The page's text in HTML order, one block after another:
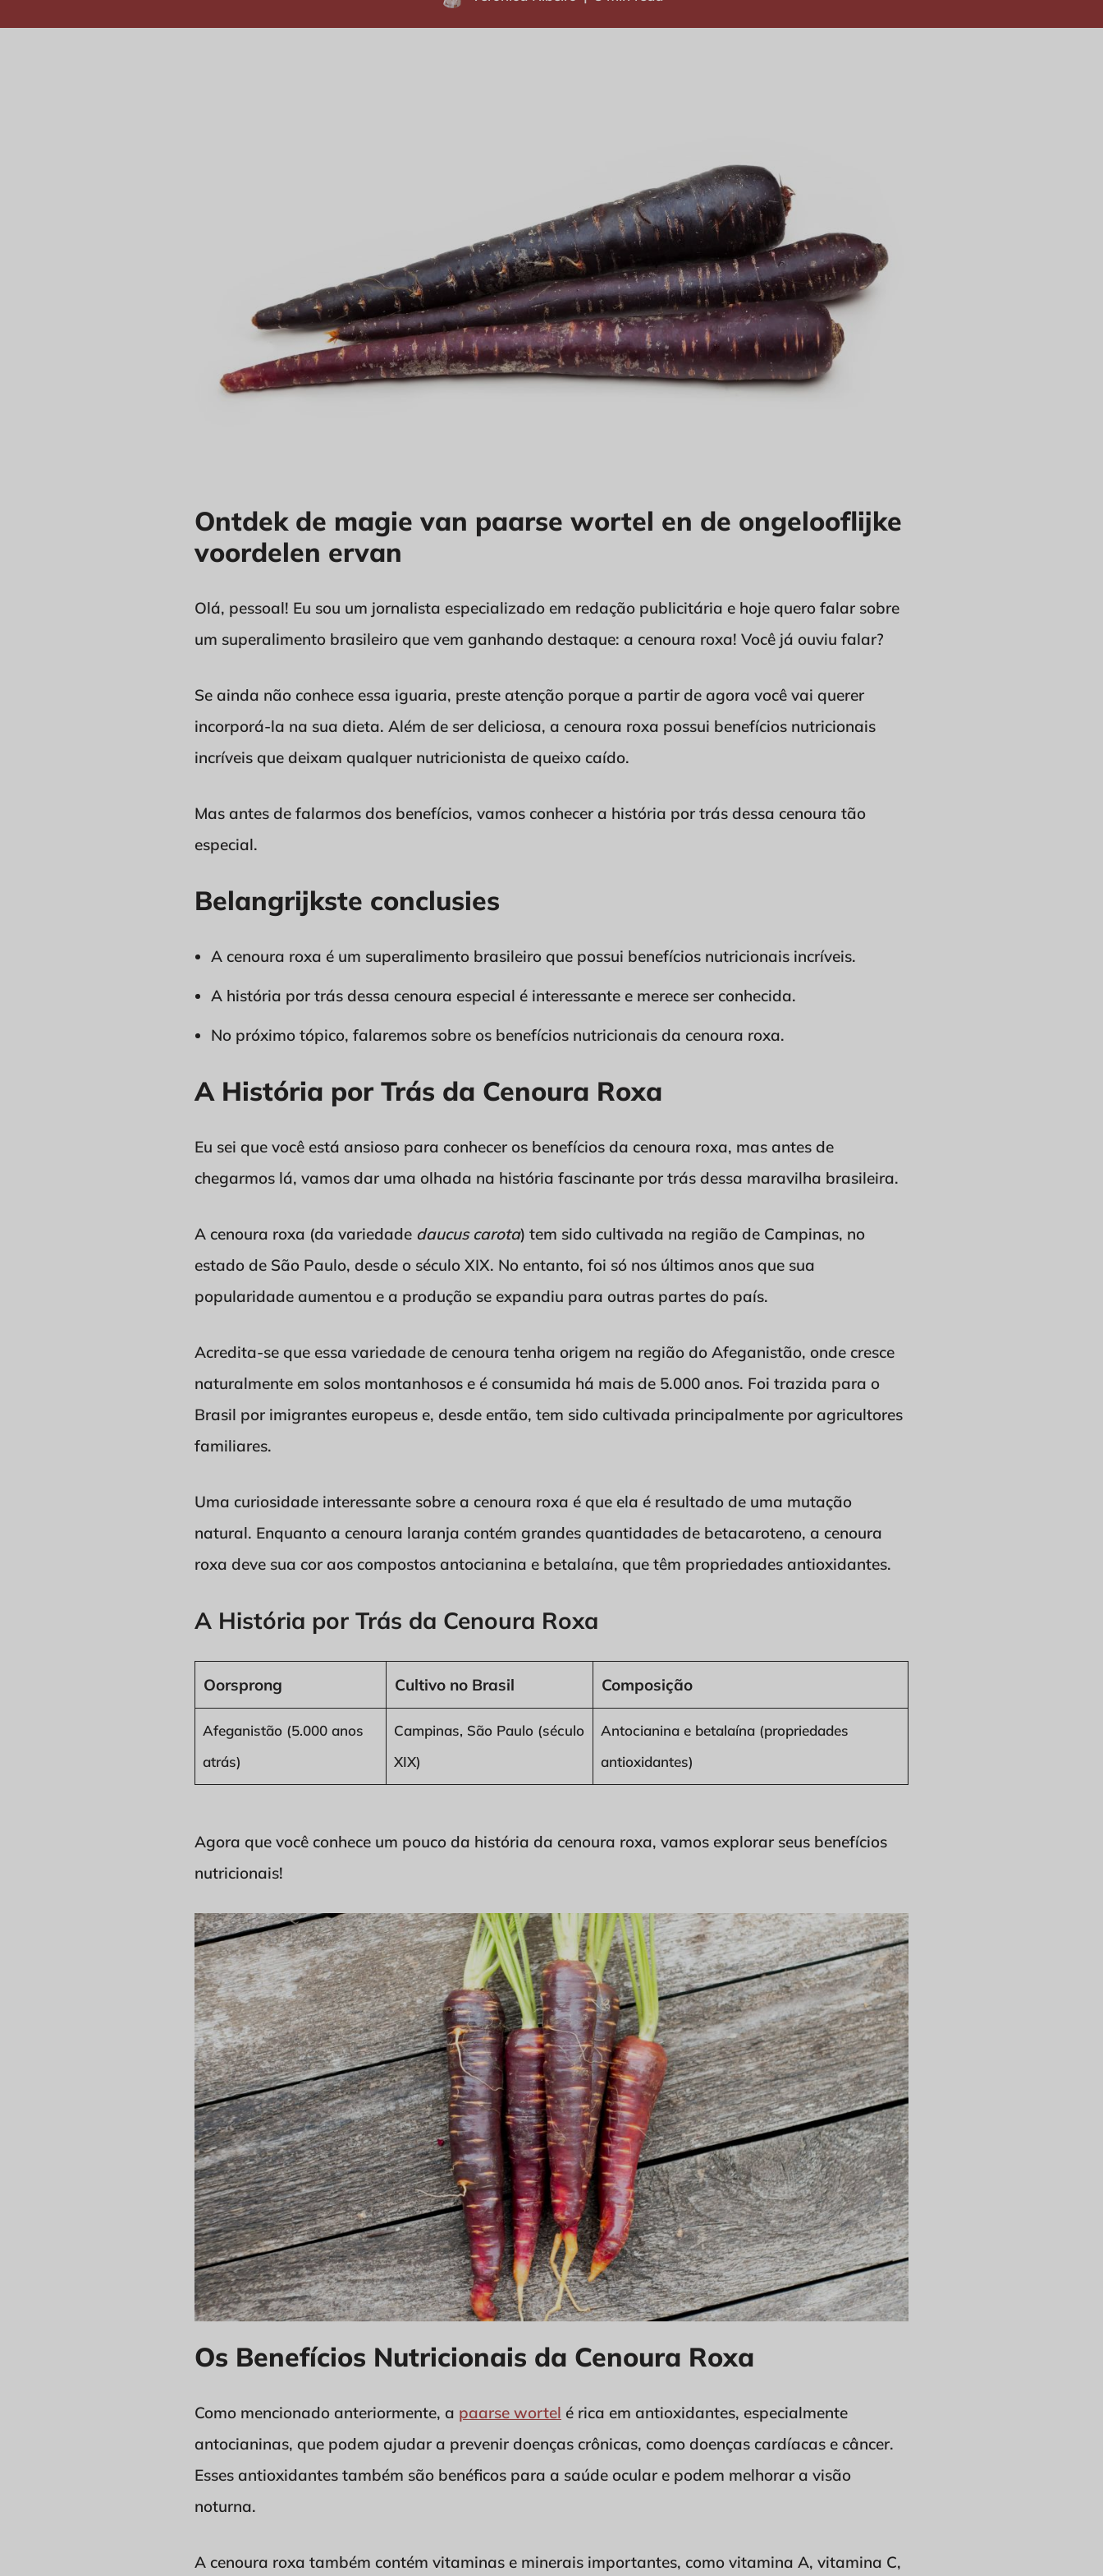
Ontdek de magie van paarse wortel en de ongelooflijke
voordelen ervan
Olá, pessoal! Eu sou um jornalista especializado em redação publicitária e hoje quero falar sobre
um superalimento brasileiro que vem ganhando destaque: a cenoura roxa! Você já ouviu falar?
Se ainda não conhece essa iguaria, preste atenção porque a partir de agora você vai querer
incorporá-la na sua dieta. Além de ser deliciosa, a cenoura roxa possui benefícios nutricionais
incríveis que deixam qualquer nutricionista de queixo caído.
Mas antes de falarmos dos benefícios, vamos conhecer a história por trás dessa cenoura tão
especial.
Belangrijkste conclusies
A cenoura roxa é um superalimento brasileiro que possui benefícios nutricionais incríveis.
A história por trás dessa cenoura especial é interessante e merece ser conhecida.
No próximo tópico, falaremos sobre os benefícios nutricionais da cenoura roxa.
A História por Trás da Cenoura Roxa
Eu sei que você está ansioso para conhecer os benefícios da cenoura roxa, mas antes de
chegarmos lá, vamos dar uma olhada na história fascinante por trás dessa maravilha brasileira.
A cenoura roxa (da variedade daucus carota) tem sido cultivada na região de Campinas, no
estado de São Paulo, desde o século XIX. No entanto, foi só nos últimos anos que sua
popularidade aumentou e a produção se expandiu para outras partes do país.
Acredita-se que essa variedade de cenoura tenha origem na região do Afeganistão, onde cresce
naturalmente em solos montanhosos e é consumida há mais de 5.000 anos. Foi trazida para o
Brasil por imigrantes europeus e, desde então, tem sido cultivada principalmente por agricultores
familiares.
Uma curiosidade interessante sobre a cenoura roxa é que ela é resultado de uma mutação
natural. Enquanto a cenoura laranja contém grandes quantidades de betacaroteno, a cenoura
roxa deve sua cor aos compostos antocianina e betalaína, que têm propriedades antioxidantes.
A História por Trás da Cenoura Roxa
Oorsprong Cultivo no Brasil Composição
Afeganistão (5.000 anos
atrás)
Campinas, São Paulo (século
XIX)
Antocianina e betalaína (propriedades
antioxidantes)
Agora que você conhece um pouco da história da cenoura roxa, vamos explorar seus benefícios
nutricionais!
Os Benefícios Nutricionais da Cenoura Roxa
Como mencionado anteriormente, a paarse wortel é rica em antioxidantes, especialmente
antocianinas, que podem ajudar a prevenir doenças crônicas, como doenças cardíacas e câncer.
Esses antioxidantes também são benéficos para a saúde ocular e podem melhorar a visão
noturna.
A cenoura roxa também contém vitaminas e minerais importantes, como vitamina A, vitamina C,